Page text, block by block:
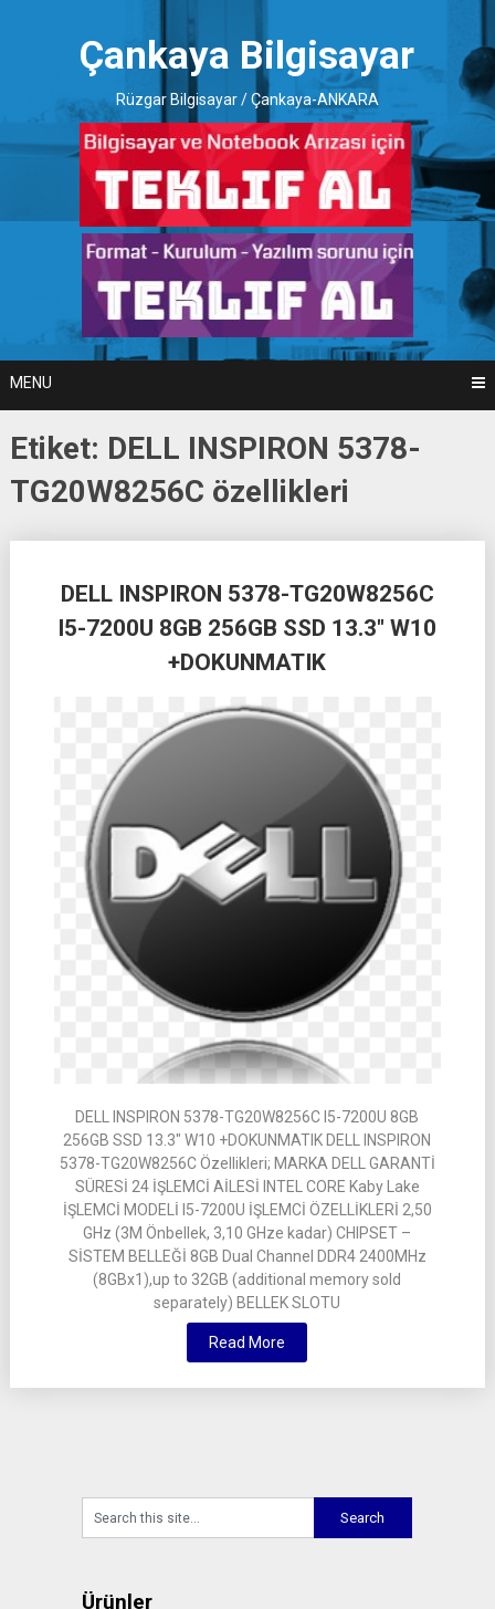
Çankaya Bilgisayar
Rüzgar Bilgisayar / Çankaya-ANKARA
MENU
Etiket: DELL INSPIRON 5378-
TG20W8256C özellikleri
DELL INSPIRON 5378-TG20W8256C
I5-7200U 8GB 256GB SSD 13.3″ W10
+DOKUNMATIK
DELL INSPIRON 5378-TG20W8256C I5-7200U 8GB
256GB SSD 13.3″ W10 +DOKUNMATIK DELL INSPIRON
5378-TG20W8256C Özellikleri; MARKA DELL GARANTİ
SÜRESİ 24 İŞLEMCİ AİLESİ INTEL CORE Kaby Lake
İŞLEMCİ MODELİ I5-7200U İŞLEMCİ ÖZELLİKLERİ 2,50
GHz (3M Önbellek, 3,10 GHze kadar) CHIPSET –
SİSTEM BELLEĞİ 8GB Dual Channel DDR4 2400MHz
(8GBx1),up to 32GB (additional memory sold
separately) BELLEK SLOTU
Read More
navigation
Ürünler